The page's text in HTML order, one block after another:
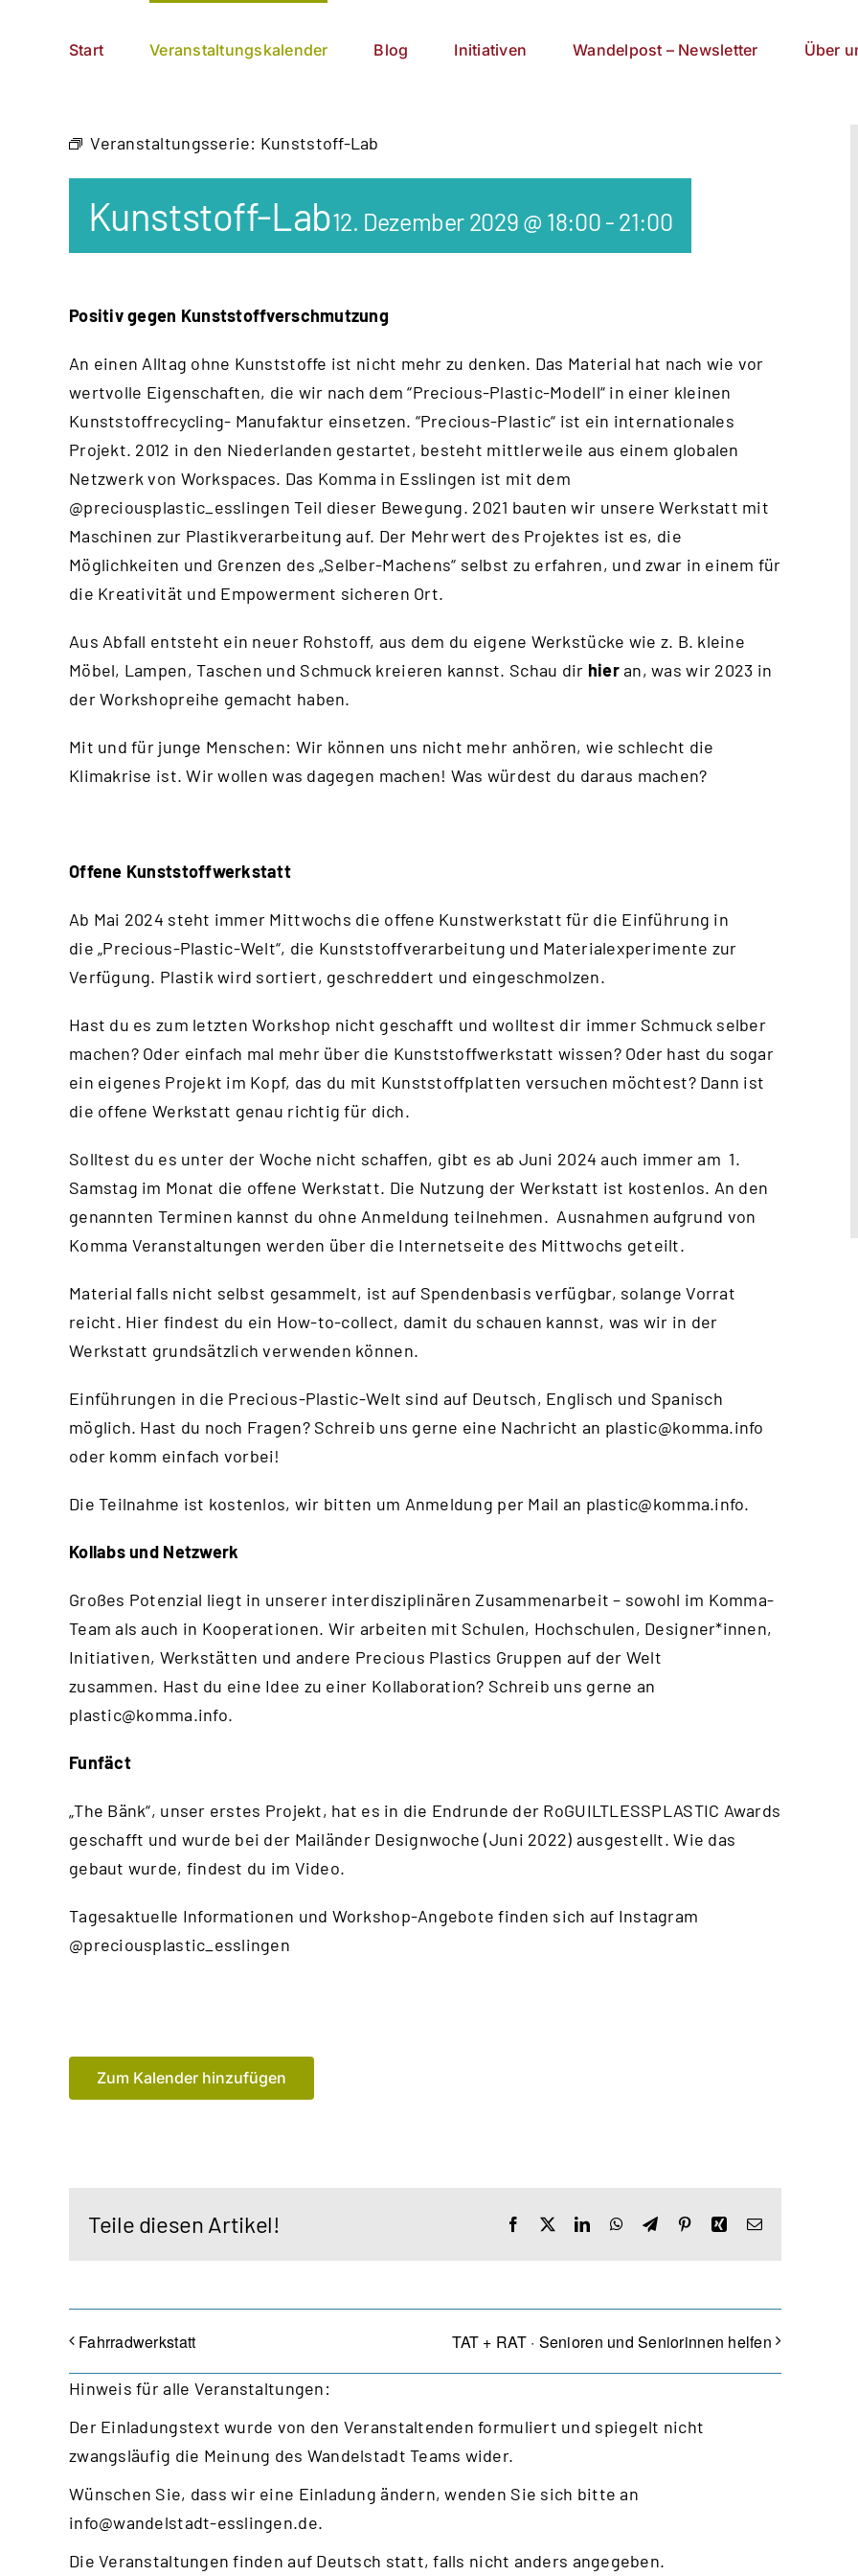
Start Veranstaltungskalender Blog Initiativen Wandelpost – Newsletter Über
Veranstaltungsserie: Kunststoff-Lab
Kunststoff-Lab12. Dezember 2029 @ 18:00 - 21:00
Positiv gegen Kunststoffverschmutzung
An einen Alltag ohne Kunststoffe ist nicht mehr zu denken. Das Material hat nach wie vor
wertvolle Eigenschaften, die wir nach dem “Precious-Plastic-Modell“ in einer kleinen
Kunststoffrecycling- Manufaktur einsetzen. “Precious-Plastic“ ist ein internationales
Projekt. 2012 in den Niederlanden gestartet, besteht mittlerweile aus einem globalen
Netzwerk von Workspaces. Das Komma in Esslingen ist mit dem
@preciousplastic_esslingen Teil dieser Bewegung. 2021 bauten wir unsere Werkstatt mit
Maschinen zur Plastikverarbeitung auf. Der Mehrwert des Projektes ist es, die
Möglichkeiten und Grenzen des „Selber-Machens“ selbst zu erfahren, und zwar in einem für
die Kreativität und Empowerment sicheren Ort.
Aus Abfall entsteht ein neuer Rohstoff, aus dem du eigene Werkstücke wie z. B. kleine
Möbel, Lampen, Taschen und Schmuck kreieren kannst. Schau dir hieran, was wir 2023 in
der Workshopreihe gemacht haben.
Mit und für junge Menschen: Wir können uns nicht mehr anhören, wie schlecht die
Klimakrise ist. Wir wollen was dagegen machen! Was würdest du daraus machen?
Offene Kunststoffwerkstatt
Ab Mai 2024 steht immer Mittwochs die offene Kunstwerkstatt für die Einführung in
die „Precious-Plastic-Welt“, die Kunststoffverarbeitung und Materialexperimente zur
Verfügung. Plastik wird sortiert, geschreddert und eingeschmolzen.
Hast du es zum letzten Workshop nicht geschafft und wolltest dir immer Schmuck selber
machen? Oder einfach mal mehr über die Kunststoffwerkstatt wissen? Oder hast du sogar
ein eigenes Projekt im Kopf, das du mit Kunststoffplatten versuchen möchtest? Dann ist
die offene Werkstatt genau richtig für dich.
Solltest du es unter der Woche nicht schaffen, gibt es ab Juni 2024 auch immer am 1.
Samstag im Monat die offene Werkstatt. Die Nutzung der Werkstatt ist kostenlos. An den
genannten Terminen kannst du ohne Anmeldung teilnehmen. Ausnahmen aufgrund von
Komma Veranstaltungen werden über die Internetseite des Mittwochs geteilt.
Material falls nicht selbst gesammelt, ist auf Spendenbasis verfügbar, solange Vorrat
reicht. Hier findest du ein How-to-collect, damit du schauen kannst, was wir in der
Werkstatt grundsätzlich verwenden können.
Einführungen in die Precious-Plastic-Welt sind auf Deutsch, Englisch und Spanisch
möglich. Hast du noch Fragen? Schreib uns gerne eine Nachricht an plastic@komma.info
oder komm einfach vorbei!
Die Teilnahme ist kostenlos, wir bitten um Anmeldung per Mail an plastic@komma.info.
Kollabs und Netzwerk
Großes Potenzial liegt in unserer interdisziplinären Zusammenarbeit – sowohl im Komma-
Team als auch in Kooperationen. Wir arbeiten mit Schulen, Hochschulen, Designer*innen,
Initiativen, Werkstätten und andere Precious Plastics Gruppen auf der Welt
zusammen. Hast du eine Idee zu einer Kollaboration? Schreib uns gerne an
plastic@komma.info.
Funfäct
„The Bänk“, unser erstes Projekt, hat es in die Endrunde der RoGUILTLESSPLASTIC Awards
geschafft und wurde bei der Mailänder Designwoche (Juni 2022) ausgestellt. Wie das
gebaut wurde, findest du im Video.
Tagesaktuelle Informationen und Workshop-Angebote finden sich auf Instagram
@preciousplastic_esslingen
Zum Kalender hinzufügen
Teile diesen Artikel! Facebook LinkedInWhatsApp
TelegramPinterestXingE-
Fahrradwerkstatt TAT + RAT · Senioren und Seniorinnen helfen
Hinweis für alle Veranstaltungen:
Der Einladungstext wurde von den Veranstaltenden formuliert und spiegelt nicht
zwangsläufig die Meinung des Wandelstadt Teams wider.
Wünschen Sie, dass wir eine Einladung ändern, wenden Sie sich bitte an
info@wandelstadt-esslingen.de.
Die Veranstaltungen finden auf Deutsch statt, falls nicht anders angegeben.